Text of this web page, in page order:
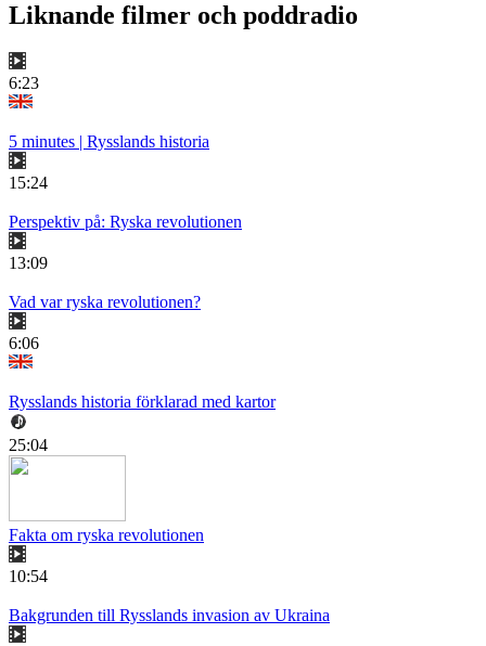
Liknande filmer och poddradio
6:23
5 minutes | Rysslands historia
15:24
Perspektiv på: Ryska revolutionen
13:09
Vad var ryska revolutionen?
6:06
Rysslands historia förklarad med kartor
25:04
Fakta om ryska revolutionen
10:54
Bakgrunden till Rysslands invasion av Ukraina